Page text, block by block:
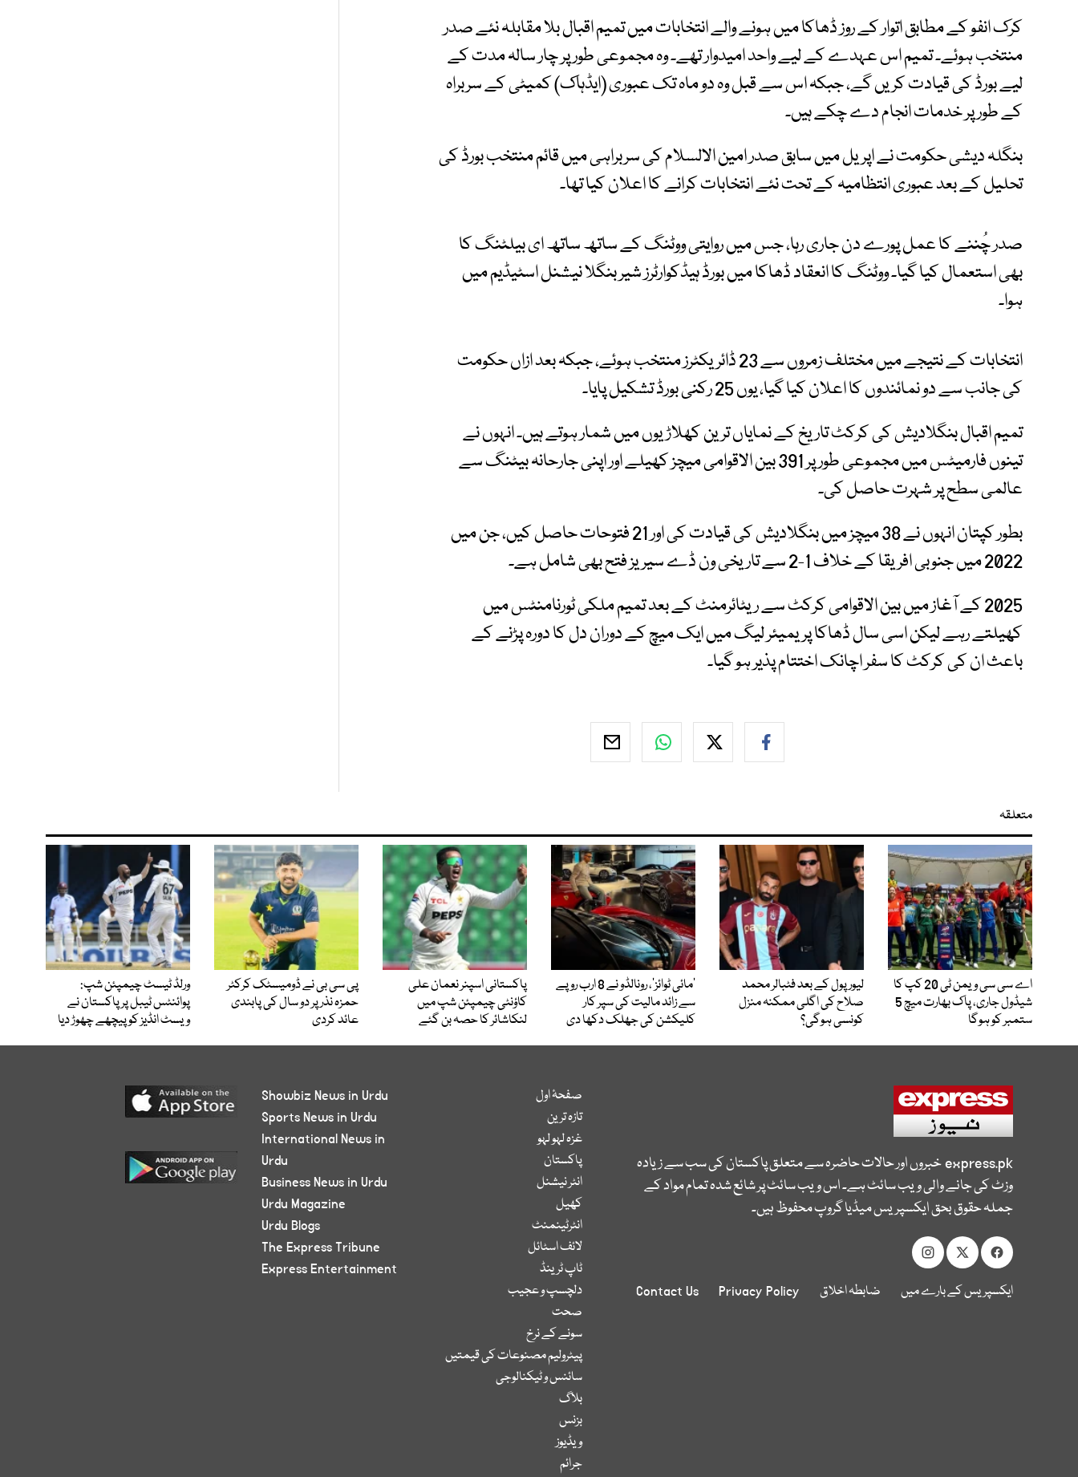
کرک انفو کے مطابق اتوار کے روز ڈھاکا میں ہونے والے انتخابات میں تمیم اقبال بلا مقابلہ نئے صدر
منتخب ہوئے۔ تمیم اس عہدے کے لیے واحد امیدوار تھے۔ وہ مجموعی طور پر چار سالہ مدت کے
لیے بورڈ کی قیادت کریں گے، جبکہ اس سے قبل وہ دو ماہ تک عبوری (ایڈہاک) کمیٹی کے سربراہ
کے طور پر خدمات انجام دے چکے ہیں۔
بنگلہ دیشی حکومت نے اپریل میں سابق صدر امین الالسلام کی سربراہی میں قائم منتخب بورڈ کی
تحلیل کے بعد عبوری انتظامیہ کے تحت نئے انتخابات کرانے کا اعلان کیا تھا۔
صدر چُننے کا عمل پورے دن جاری رہا، جس میں روایتی ووٹنگ کے ساتھ ساتھ ای بیلٹنگ کا
بھی استعمال کیا گیا۔ ووٹنگ کا انعقاد ڈھاکا میں بورڈ ہیڈکوارٹرز شیر بنگلا نیشنل اسٹیڈیم میں
ہوا۔
انتخابات کے نتیجے میں مختلف زمروں سے 23 ڈائریکٹرز منتخب ہوئے، جبکہ بعد ازاں حکومت
کی جانب سے دو نمائندوں کا اعلان کیا گیا، یوں 25 رکنی بورڈ تشکیل پایا۔
تمیم اقبال بنگلادیش کی کرکٹ تاریخ کے نمایاں ترین کھلاڑیوں میں شمار ہوتے ہیں۔ انہوں نے
تینوں فارمیٹس میں مجموعی طور پر 391 بین الاقوامی میچز کھیلے اور اپنی جارحانہ بیٹنگ سے
عالمی سطح پر شہرت حاصل کی۔
بطور کپتان انہوں نے 38 میچز میں بنگلادیش کی قیادت کی اور 21 فتوحات حاصل کیں، جن میں
2022 میں جنوبی افریقا کے خلاف 1-2 سے تاریخی ون ڈے سیریز فتح بھی شامل ہے۔
2025 کے آغاز میں بین الاقوامی کرکٹ سے ریٹائرمنٹ کے بعد تمیم ملکی ٹورنامنٹس میں
کھیلتے رہے لیکن اسی سال ڈھاکا پریمیئر لیگ میں ایک میچ کے دوران دل کا دورہ پڑنے کے
باعث ان کی کرکٹ کا سفر اچانک اختتام پذیر ہو گیا۔
متعلقہ
اے سی سی ویمن ٹی 20 کپ کا
شیڈول جاری، پاک بھارت میچ 5
ستمبر کو ہوگا
لیور پول کے بعد فٹبالر محمد
صلاح کی اگلی ممکنہ منزل
کونسی ہوگی؟
’مائی ٹوائز‘، رونالڈو نے 8 ارب روپے
سے زائد مالیت کی سپر کار
کلیکشن کی جھلک دکھا دی
پاکستانی اسپنر نعمان علی
کاؤنٹی چیمپئن شپ میں
لنکاشائر کا حصہ بن گئے
پی سی بی نے ڈومیسٹک کرکٹر
حمزہ نذر پر دو سال کی پابندی
عائد کردی
ورلڈ ٹیسٹ چیمپئن شپ:
پوائنٹس ٹیبل پر پاکستان نے
ویسٹ انڈیز کو پیچھے چھوڑ دیا
express.pkخبروں اور حالات حاضرہ سے متعلق پاکستان کی سب سے زیادہ
وزٹ کی جانے والی ویب سائٹ ہے۔ اس ویب سائٹ پر شائع شدہ تمام مواد کے
جملہ حقوق بحق ایکسپریس میڈیا گروپ محفوظ ہیں۔
ایکسپریس کے بارے میں ضابطہ اخلاق Privacy Policy
Contact Us
صفحۂ اول
تازہ ترین
غزہ لہو لہو
پاکستان
انٹر نیشنل
کھیل
انٹرٹینمنٹ
لائف اسٹائل
ٹاپ ٹرینڈ
دلچسپ و عجیب
صحت
سونے کے نرخ
پیٹرولیم مصنوعات کی قیمتیں
سائنس و ٹیکنالوجی
بلاگ
بزنس
ویڈیوز
جرائم
Showbiz News in Urdu
Sports News in Urdu
International News in
Urdu
Business News in Urdu
Urdu Magazine
Urdu Blogs
The Express Tribune
Express Entertainment